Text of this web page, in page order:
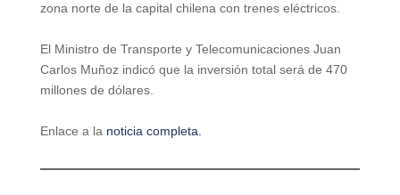
zona norte de la capital chilena con trenes eléctricos.
El Ministro de Transporte y Telecomunicaciones Juan
Carlos Muñoz indicó que la inversión total será de 470
millones de dólares.
Enlace a la noticia completa.